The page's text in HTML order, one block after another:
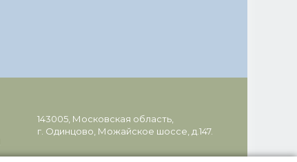
143005, Московская область,
г. Одинцово, Можайское шоссе, д.147.